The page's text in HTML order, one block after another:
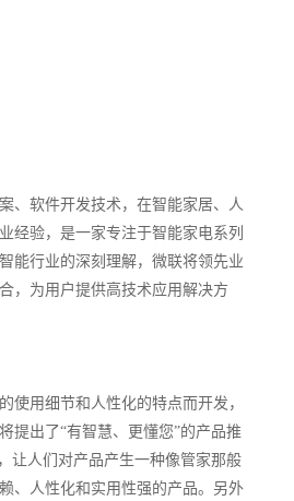
、软件开发技术，在智能家居、人
经验，是一家专注于智能家电系列
能行业的深刻理解，微联将领先业
合，为用户提供高技术应用解决方
使用细节和人性化的特点而开发，
提出了“有智慧、更懂您”的产品推
让人们对产品产生一种像管家那般
、人性化和实用性强的产品。另外